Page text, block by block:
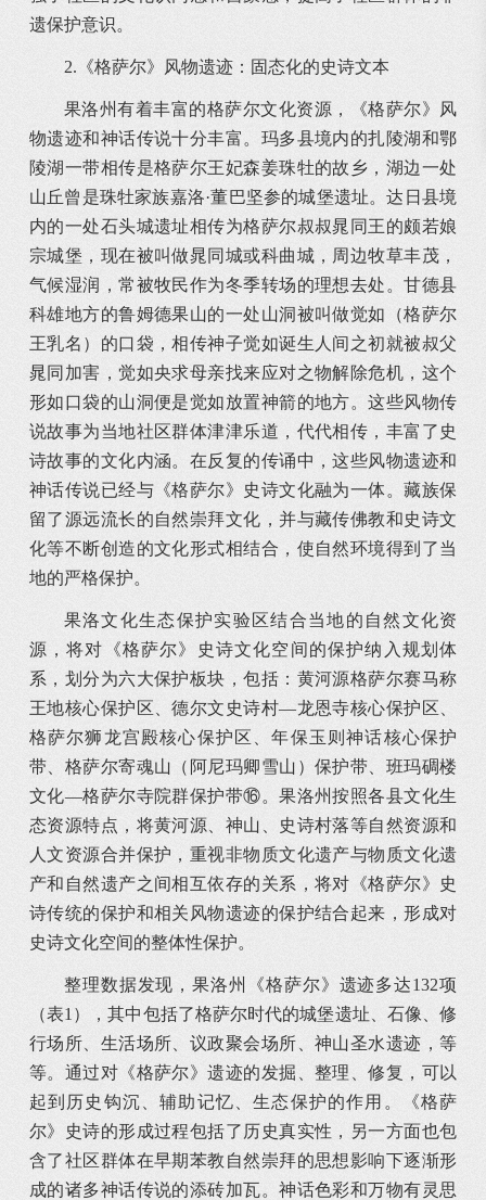
遗保护意识。
2.《格萨尔》风物遗迹：固态化的史诗文本
果洛州有着丰富的格萨尔文化资源，《格萨尔》风
物遗迹和神话传说十分丰富。玛多县境内的扎陵湖和鄂
陵湖一带相传是格萨尔王妃森姜珠牡的故乡，湖边一处
山丘曾是珠牡家族嘉洛·董巴坚参的城堡遗址。达日县境
内的一处石头城遗址相传为格萨尔叔叔晁同王的颇若娘
宗城堡，现在被叫做晁同城或科曲城，周边牧草丰茂，
气候湿润，常被牧民作为冬季转场的理想去处。甘德县
科雄地方的鲁姆德果山的一处山洞被叫做觉如（格萨尔
王乳名）的口袋，相传神子觉如诞生人间之初就被叔父
晁同加害，觉如央求母亲找来应对之物解除危机，这个
形如口袋的山洞便是觉如放置神箭的地方。这些风物传
说故事为当地社区群体津津乐道，代代相传，丰富了史
诗故事的文化内涵。在反复的传诵中，这些风物遗迹和
神话传说已经与《格萨尔》史诗文化融为一体。藏族保
留了源远流长的自然崇拜文化，并与藏传佛教和史诗文
化等不断创造的文化形式相结合，使自然环境得到了当
地的严格保护。
果洛文化生态保护实验区结合当地的自然文化资
源，将对《格萨尔》史诗文化空间的保护纳入规划体
系，划分为六大保护板块，包括：黄河源格萨尔赛马称
王地核心保护区、德尔文史诗村—龙恩寺核心保护区、
格萨尔狮龙宫殿核心保护区、年保玉则神话核心保护
带、格萨尔寄魂山（阿尼玛卿雪山）保护带、班玛碉楼
文化—格萨尔寺院群保护带⑯。果洛州按照各县文化生
态资源特点，将黄河源、神山、史诗村落等自然资源和
人文资源合并保护，重视非物质文化遗产与物质文化遗
产和自然遗产之间相互依存的关系，将对《格萨尔》史
诗传统的保护和相关风物遗迹的保护结合起来，形成对
史诗文化空间的整体性保护。
整理数据发现，果洛州《格萨尔》遗迹多达132项
（表1），其中包括了格萨尔时代的城堡遗址、石像、修
行场所、生活场所、议政聚会场所、神山圣水遗迹，等
等。通过对《格萨尔》遗迹的发掘、整理、修复，可以
起到历史钩沉、辅助记忆、生态保护的作用。《格萨
尔》史诗的形成过程包括了历史真实性，另一方面也包
含了社区群体在早期苯教自然崇拜的思想影响下逐渐形
成的诸多神话传说的添砖加瓦。神话色彩和万物有灵思